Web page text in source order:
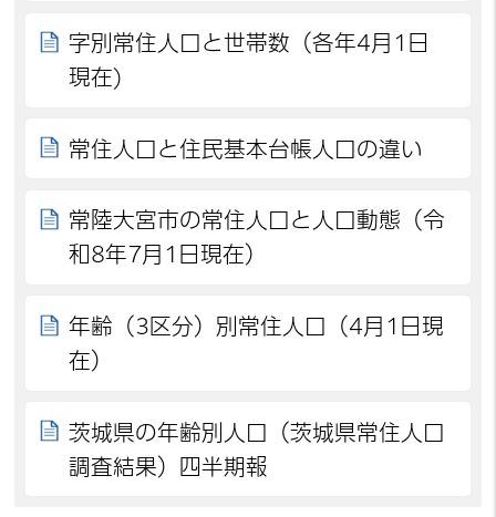
字別常住人口と世帯数（各年4月1日
現在)
常住人口と住民基本台帳人口の違い
常陸大宮市の常住人口と人口動態（令
和8年7月1日現在）
年齢（3区分）別常住人口（4月1日現
在）
茨城県の年齢別人口（茨城県常住人口
調査結果）四半期報